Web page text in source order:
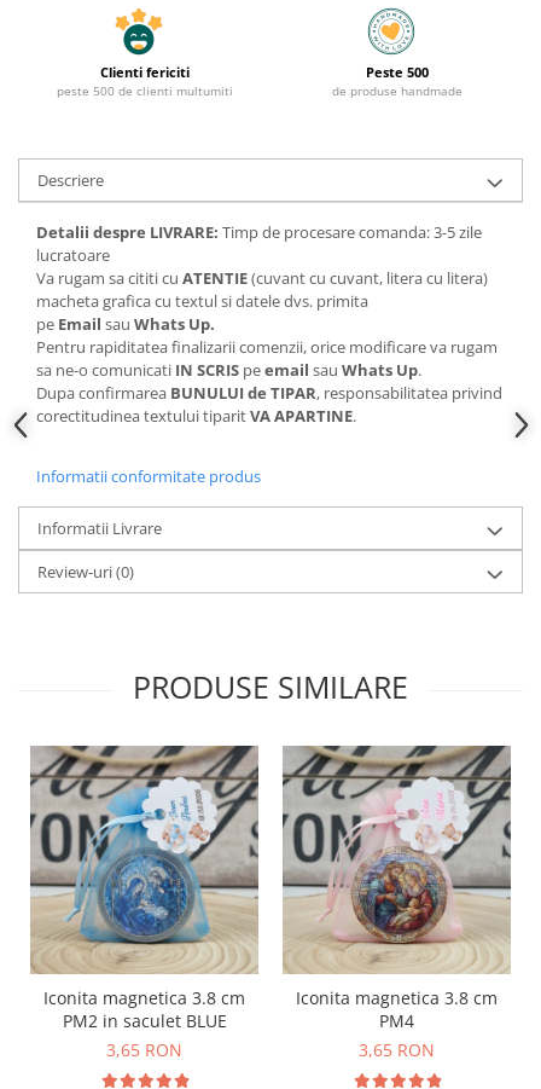
Clienti fericiti
peste 500 de clienti multumiti
Peste 500
de produse handmade
Descriere
Detalii despre LIVRARE: Timp de procesare comanda: 3-5 zile
lucratoare
Va rugam sa cititi cu ATENTIE(cuvant cu cuvant, litera cu litera)
macheta grafica cu textul si datele dvs. primita
pe Email sau Whats Up.
Pentru rapiditatea finalizarii comenzii, orice modificare va rugam
sa ne-o comunicati IN SCRIS peemail sau Whats Up.
Dupa confirmarea BUNULUI de TIPAR, responsabilitatea privind
corectitudinea textului tiparitVA APARTINE.
Informatii conformitate produs
Informatii Livrare
Review-uri(0)
PRODUSE SIMILARE
Iconita magnetica 3.8 cm
PM2 in saculet BLUE
3,65 RON
Iconita magnetica 3.8 cm
PM4
3,65 RON